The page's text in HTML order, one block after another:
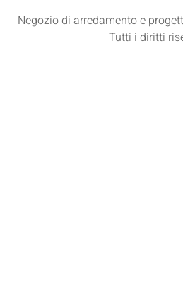
Negozio di arredamento e
Tutti i diritti